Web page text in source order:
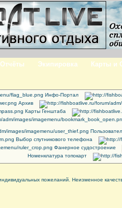
Отчёты Экипировка Карты и
Инфо-Портал
Архив
Карты Генштаба
Выбор спутникового телефона
Фанерное судостроение
Номенклатура топокарт